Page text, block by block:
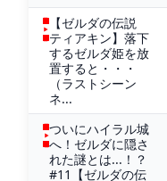
【ゼルダの伝説
ティアキン】落下
するゼルダ姫を放
置すると・・・
（ラストシーン
ネ...
ついにハイラル城
へ！ゼルダに隠さ
れた謎とは...！？
#11【ゼルダの伝